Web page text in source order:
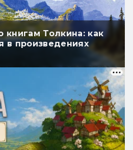
книгам Толкина: как
в произведениях